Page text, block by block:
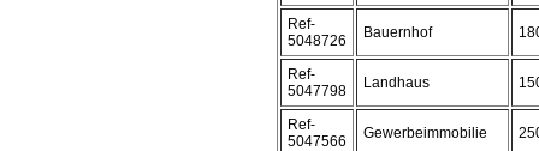
Ref-
5048726
Bauernhof
Ref-
5047798
Landhaus
Ref-
5047566
Gewerbeimmobilie